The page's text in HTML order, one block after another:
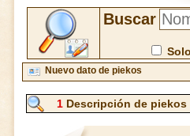
Buscar
Nuevo dato de piekos
1 Descripción de piekos